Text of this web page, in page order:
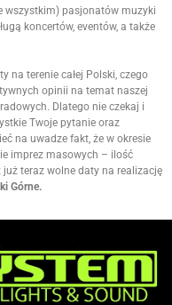
wszystkim) pasjonatów muzyki
koncertów, eventów, a także
na terenie całej Polski, czego
opinii na temat naszej
Dlatego nie czekaj i
Twoje pytanie oraz
na uwadze fakt, że w okresie
imprez masowych – ilość
teraz wolne daty na realizację
Górne.